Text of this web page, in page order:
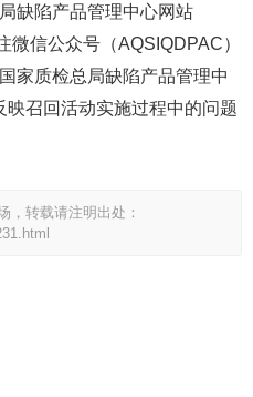
缺陷产品管理中心网站
微信公众号（AQSIQDPAC）
家质检总局缺陷产品管理中
召回活动实施过程中的问题
，转载请注明出处：